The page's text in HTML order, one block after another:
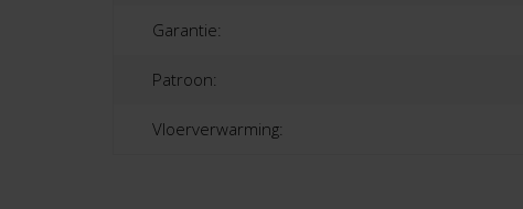
Garantie:
Patroon:
Vloerverwarming: